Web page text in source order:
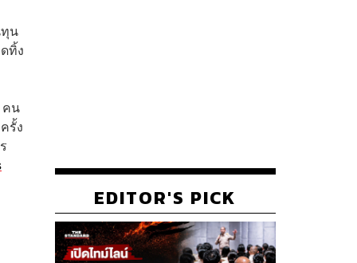
น
ทิ้ง
คน
รั้ง
EDITOR'S PICK